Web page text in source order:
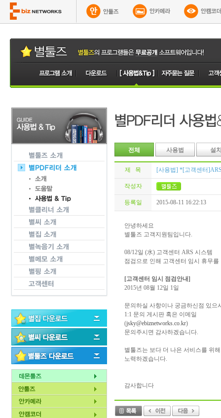
전체 사용법 설
제 목 [사용법] *[고객센터
작성자
등록일 2015-08-11 16:22:13
안녕하세요
별툴즈 고객지원팀입니다.
08/12일 (水) 고객센터 ARS 시스템
점검으로 인해 고객센터 임시 휴무를
[고객센터 임시 점검안내]
2015년 08월 12일 1일
문의하실 사항이나 궁금하신점 있으
1:1 문의 게시판 혹은 이메일
(jsky@ebiznetworks.co.kr)
문의주시면 감사하겠습니다.
별툴즈는 보다 더 나은 서비스를 위해
노력하겠습니다.
감사합니다